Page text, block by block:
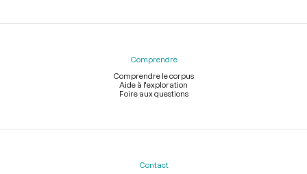
Comprendre
Comprendre le corpus
Aide à l'exploration
Foire aux questions
Contact